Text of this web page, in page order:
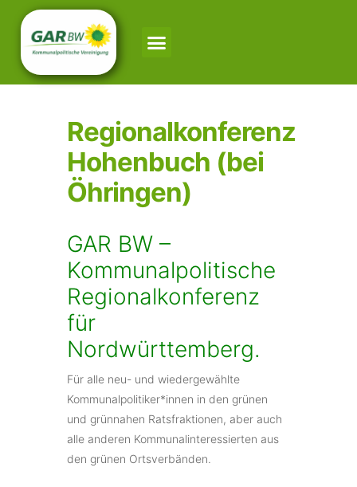
Regionalkonferenz
Hohenbuch (bei
Öhringen)
GAR BW –
Kommunalpolitische
Regionalkonferenz
für
Nordwürttemberg.
Für alle neu- und wiedergewählte
Kommunalpolitiker*innen in den grünen
und grünnahen Ratsfraktionen, aber auch
alle anderen Kommunalinteressierten aus
den grünen Ortsverbänden.